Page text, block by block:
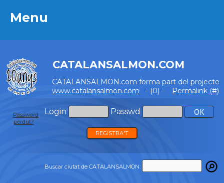
Menu
CATALANSALMON.COM
CATALANSALMON.com forma part del projecte
www.catalansalmon.com - (0) - Permalink (#)
Login Passwd
Password
perdut?
REGISTRA'T
Buscar ciutat de CATALANSALMON:
Menu